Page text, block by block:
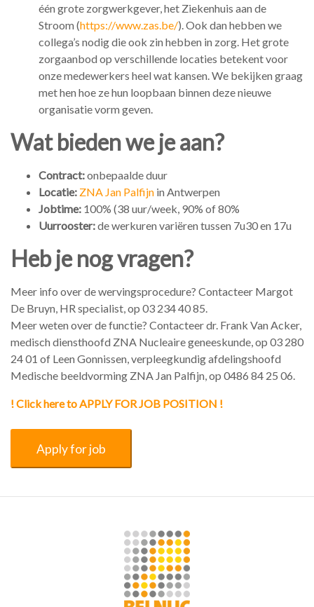
één grote zorgwerkgever, het Ziekenhuis aan de
Stroom (https://www.zas.be/). Ook dan hebben we
collega’s nodig die ook zin hebben in zorg. Het grote
zorgaanbod op verschillende locaties betekent voor
onze medewerkers heel wat kansen. We bekijken graag
met hen hoe ze hun loopbaan binnen deze nieuwe
organisatie vorm geven.
Wat bieden we je aan?
Contract:onbepaalde duur
Locatie: ZNA Jan Palfijn in Antwerpen
Jobtime: 100% (38 uur/week, 90% of 80%
Uurrooster:de werkuren variëren tussen 7u30 en 17u
Heb je nog vragen?
Meer info over de wervingsprocedure? Contacteer Margot
De Bruyn, HR specialist, op 03 234 40 85.
Meer weten over de functie? Contacteer dr. Frank Van Acker,
medisch diensthoofd ZNA Nucleaire geneeskunde, op 03 280
24 01 of Leen Gonnissen, verpleegkundig afdelingshoofd
Medische beeldvorming ZNA Jan Palfijn, op 0486 84 25 06.
! Click here to APPLY FOR JOB POSITION !